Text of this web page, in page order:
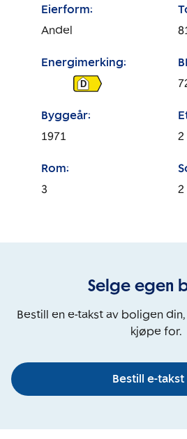
Eierform:
Andel
Energimerking:
D
Byggeår:
1971
2
Rom:
3
2
Selge egen
Bestill en e-takst av boligen
kjøpe for.
Bestill e-takst